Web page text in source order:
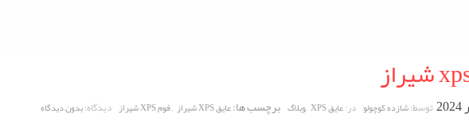
توسط:شازده کوچولو در:عایق XPS ,وبلاگ برچسب ها:عایق XPS شیراز ,فوم XPS شیراز دیدگاه:بدون دیدگاه